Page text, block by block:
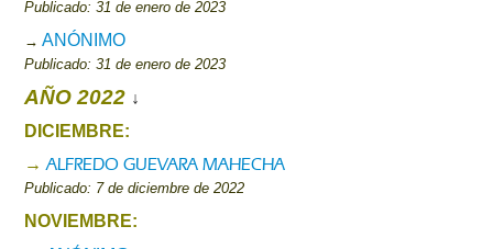
Publicado: 31 de enero de 2023
→ ANÓNIMO
Publicado: 31 de enero de 2023
AÑO 2022 ↓
DICIEMBRE:
→ALFREDO GUEVARA MAHECHA
Publicado: 7 de diciembre de 2022
NOVIEMBRE: